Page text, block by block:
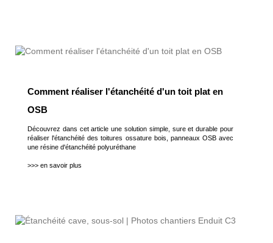
Comment réaliser l'étanchéité d'un toit plat en
OSB
Découvrez dans cet article une solution simple, sure et durable pour
réaliser l'étanchéité des toitures ossature bois, panneaux OSB avec
une résine d'étanchéité polyuréthane
>>> en savoir plus